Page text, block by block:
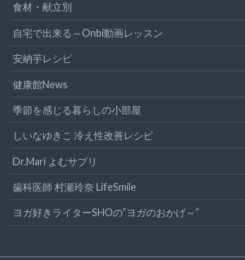
食材・献立別
自宅で出来る～Onbi動画レッスン
安納芋レシピ
健康館News
季節を感じる暮らしの小部屋
しいなゆきこ 冷え性改善レシピ
Dr.Mari よむサプリ
歯科医師 村瀬玲奈 LifeSmile
ヨガ好きライターSHOの”ヨガのおかげ～”